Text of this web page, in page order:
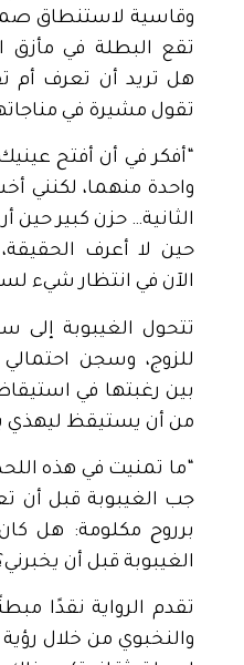
وقاسية لاستنطاق
تقع البطلة في مأزق
هل تريد أن تعرف أم
تقول مشيرة في
“أفكر في أن أفتح
واحدة منهما، لكنني
الثانية… حزن كبير حين
حين لا أعرف
الآن في انتظار شيء
تتحول الغيبوبة
للزوج، وسجن احتمالي
بين رغبتها في
من أن يستيقظ ليهذي
“ما تمنيت في هذه
جب الغيبوبة قبل أن
برروح مكلومة: هل
الغيبوبة قبل أن
تقدم الرواية نقدًا
والنخبوي من خلال